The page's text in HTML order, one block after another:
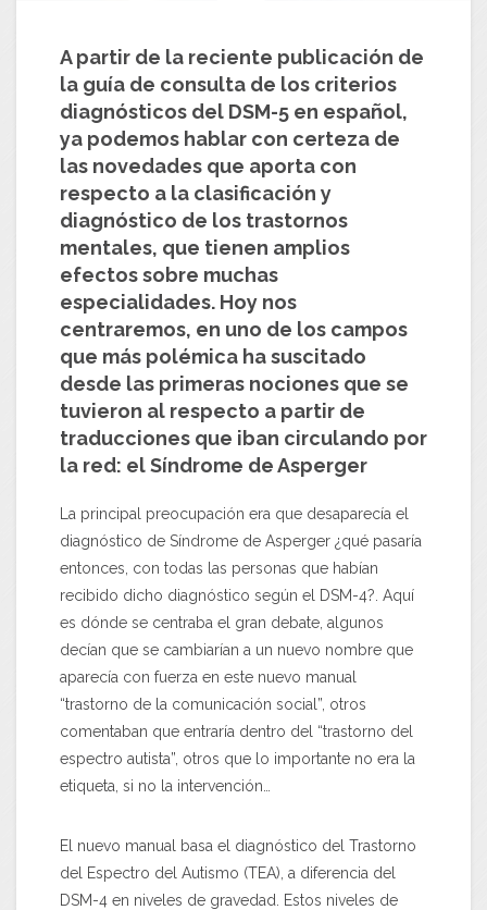
A partir de la reciente publicación de
la guía de consulta de los criterios
diagnósticos del DSM-5 en español,
ya podemos hablar con certeza de
las novedades que aporta con
respecto a la clasificación y
diagnóstico de los trastornos
mentales, que tienen amplios
efectos sobre muchas
especialidades. Hoy nos
centraremos, en uno de los campos
que más polémica ha suscitado
desde las primeras nociones que se
tuvieron al respecto a partir de
traducciones que iban circulando por
la red: el Síndrome de Asperger
La principal preocupación era que desaparecía el
diagnóstico de Síndrome de Asperger ¿qué pasaría
entonces, con todas las personas que habían
recibido dicho diagnóstico según el DSM-4?. Aquí
es dónde se centraba el gran debate, algunos
decían que se cambiarían a un nuevo nombre que
aparecía con fuerza en este nuevo manual
“trastorno de la comunicación social”, otros
comentaban que entraría dentro del “trastorno del
espectro autista”, otros que lo importante no era la
etiqueta, si no la intervención…
El nuevo manual basa el diagnóstico del Trastorno
del Espectro del Autismo (TEA), a diferencia del
DSM-4 en niveles de gravedad
. Estos niveles de